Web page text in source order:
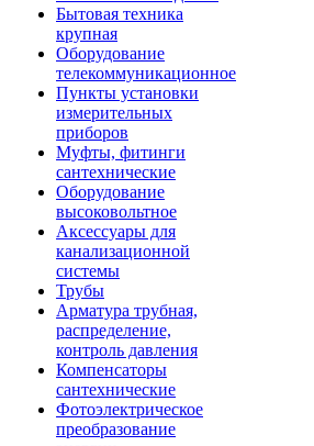
Бытовая техника
крупная
Оборудование
телекоммуникационное
Пункты установки
измерительных
приборов
Муфты, фитинги
сантехнические
Оборудование
высоковольтное
Аксессуары для
канализационной
системы
Трубы
Арматура трубная,
распределение,
контроль давления
Компенсаторы
сантехнические
Фотоэлектрическое
преобразование